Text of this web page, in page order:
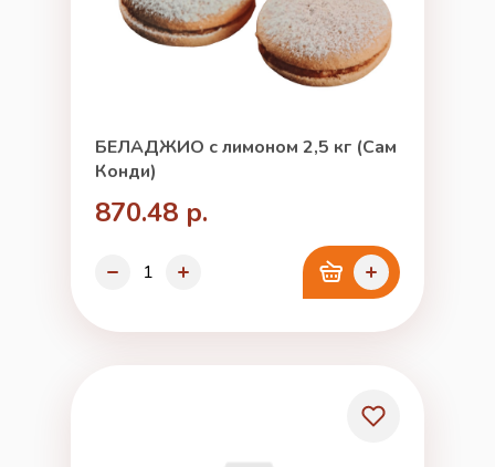
БЕЛАДЖИО с лимоном 2,5 кг (Сам
Конди)
870.48 р.